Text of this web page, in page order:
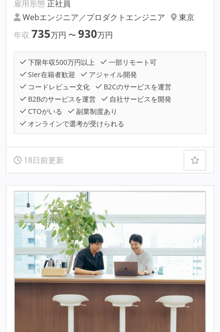
雇用形態 正社員
Webエンジニア／プロダクトエンジニア
東京
年収 735万円 〜 930万円
下限年収500万円以上
一部リモート可
SIer在籍者歓迎
アジャイル開発
コードレビュー文化
B2Cのサービスを運営
B2Bのサービスを運営
自社サービスを開発
CTOがいる
副業制度あり
オンラインで選考が受けられる
18日前更新